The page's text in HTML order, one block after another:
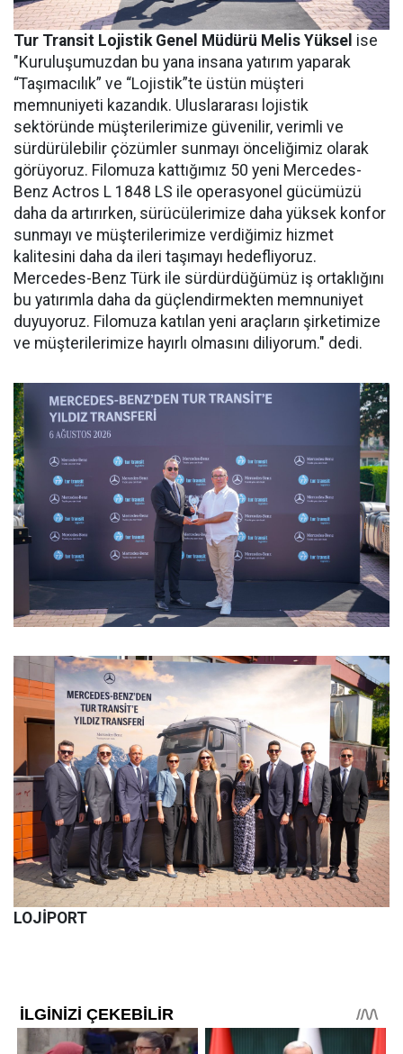
Tur Transit Lojistik Genel Müdürü Melis Yüksel ise
"Kuruluşumuzdan bu yana insana yatırım yaparak
“Taşımacılık” ve “Lojistik”te üstün müşteri
memnuniyeti kazandık. Uluslararası lojistik
sektöründe müşterilerimize güvenilir, verimli ve
sürdürülebilir çözümler sunmayı önceliğimiz olarak
görüyoruz. Filomuza kattığımız 50 yeni Mercedes-
Benz Actros L 1848 LS ile operasyonel gücümüzü
daha da artırırken, sürücülerimize daha yüksek konfor
sunmayı ve müşterilerimize verdiğimiz hizmet
kalitesini daha da ileri taşımayı hedefliyoruz.
Mercedes-Benz Türk ile sürdürdüğümüz iş ortaklığını
bu yatırımla daha da güçlendirmekten memnuniyet
duyuyoruz. Filomuza katılan yeni araçların şirketimize
ve müşterilerimize hayırlı olmasını diliyorum." dedi.
LOJİPORT